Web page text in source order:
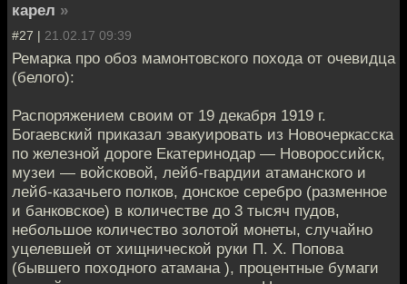
карел »
#27 | 21.02.17 09:39
Ремарка про обоз мамонтовского похода от очевидца
(белого):
Распоряжением своим от 19 декабря 1919 г.
Богаевский приказал эвакуировать из Новочеркасска
по железной дороге Екатеринодар — Новороссийск,
музеи — войсковой, лейб-гвардии атаманского и
лейб-казачьего полков, донское серебро (разменное
и банковское) в количестве до 3 тысяч пудов,
небольшое количество золотой монеты, случайно
уцелевшей от хищнической руки П. X. Попова
(бывшего походного атамана ), процентные бумаги